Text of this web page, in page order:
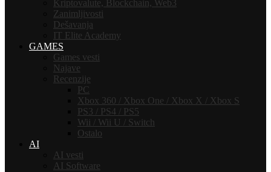
Kriptovalute, Blockchain, Web3
Zanimljivosti
Dešavanja
IT Elite Academy
GAMES
Games vesti
Najave
Recenzije
PC
Xbox 360 / Xbox One / Xbox X / Xbox S
PS3 / PS4 / PS5
Wii / Wii U / Switch
Ostalo
AI
AI vesti
AI Software